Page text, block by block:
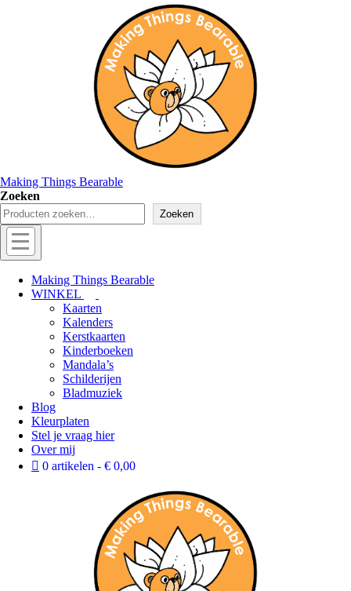
Making Things Bearable
Zoeken
Zoeken
Hoofd
navigatie
Menu
Making Things Bearable
WINKEL
Kaarten
Kalenders
Kerstkaarten
Kinderboeken
Mandala’s
Schilderijen
Bladmuziek
Blog
Kleurplaten
Stel je vraag hier
Over mij
0 artikelen
€ 0,00